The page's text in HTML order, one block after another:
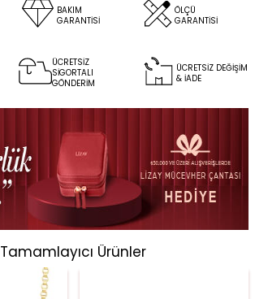
BAKIM
GARANTİSİ
ÖLÇÜ
GARANTİSİ
ÜCRETSİZ
SİGORTALI
GÖNDERİM
ÜCRETSİZ DEĞİŞİM
& İADE
Tamamlayıcı Ürünler